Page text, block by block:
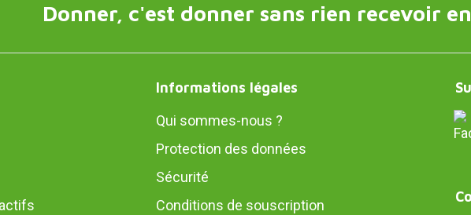
Donner, c'est donner sans rien recevoir
Informations légales
Qui sommes-nous ?
Protection des données
Sécurité
Conditions de souscription